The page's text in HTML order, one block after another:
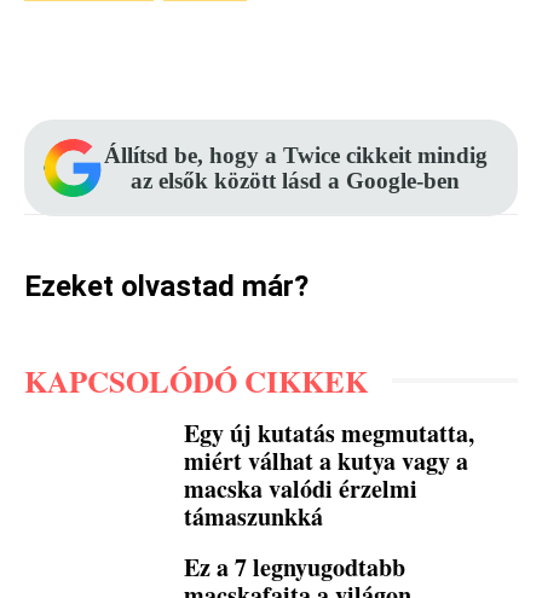
Állítsd be, hogy a Twice cikkeit mindig
az elsők között lásd a Google-ben
Ezeket olvastad már?
KAPCSOLÓDÓ CIKKEK
Egy új kutatás megmutatta,
miért válhat a kutya vagy a
macska valódi érzelmi
támaszunkká
Ez a 7 legnyugodtabb